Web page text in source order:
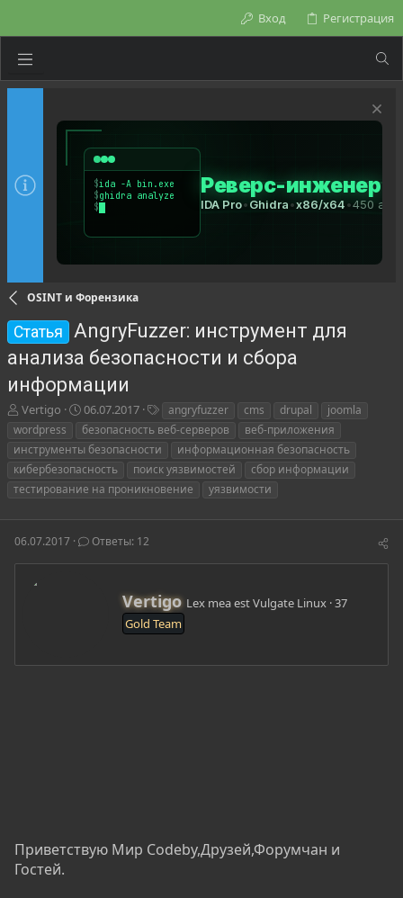
Вход Регистрация
OSINT и Форензика
Статья
AngryFuzzer: инструмент для
анализа безопасности и сбора
информации
А
в
о
р
т
м
ы
Vertigo
Д
а
а
н
а
а
л
06.07.2017
е
angryfuzzer cms drupal
joomla
wordpress
безопасность веб-серверов
веб-приложения
инструменты безопасности
информационная безопасность
кибербезопасность
поиск уязвимостей
сбор информации
тестирование на проникновение
уязвимости
06.07.2017 Ответы: 12
А
в
т
р
Vertigo Lex mea est Vulgate Linux ·37
Gold Team
Приветствую Мир Codeby,Друзей,Форумчан и
Гостей.